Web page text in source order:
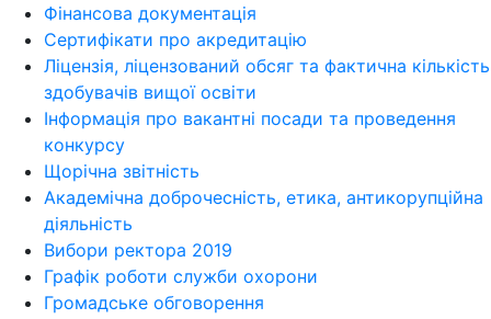
Фінансова документація
Сертифікати про акредитацію
Ліцензія, ліцензований обсяг та фактична кількість
здобувачів вищої освіти
Інформація про вакантні посади та проведення
конкурсу
Щорічна звітність
Академічна доброчесність, етика, антикорупційна
діяльність
Вибори ректора 2019
Графік роботи служби охорони
Громадське обговорення